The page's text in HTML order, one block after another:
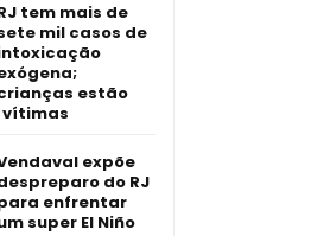
tem mais de
mil casos de
estão
vítimas
expõe
do RJ
enfrentar
super El Niño